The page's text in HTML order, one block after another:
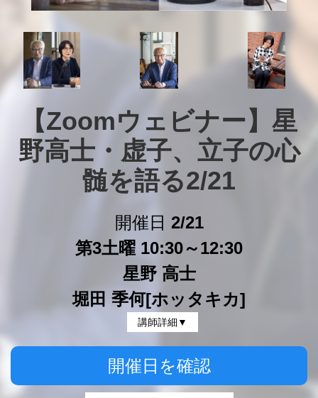
【Zoomウェビナー】星
野高士・虚子、立子の心
髄を語る2/21
開催日 2/21
第3土曜 10:30～12:30
星野 高士
堀田 季何[ホッタキカ]
講師詳細▼
開催日を確認